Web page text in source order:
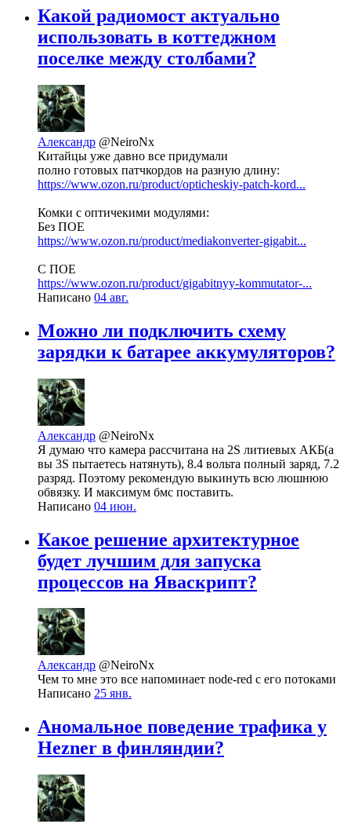
Какой радиомост актуально
использовать в коттеджном
поселке между столбами?
Александр @NeiroNx
Китайцы уже давно все придумали
полно готовых патчкордов на разную длину:
https://www.ozon.ru/product/opticheskiy-patch-kord...
Комки с оптичекими модулями:
Без ПОЕ
https://www.ozon.ru/product/mediakonverter-gigabit...
С ПОЕ
https://www.ozon.ru/product/gigabitnyy-kommutator-...
Написано 04 авг.
Можно ли подключить схему
зарядки к батарее аккумуляторов?
Александр @NeiroNx
Я думаю что камера рассчитана на 2S литиевых АКБ(а
вы 3S пытаетесь натянуть), 8.4 вольта полный заряд, 7.2
разряд. Поэтому рекомендую выкинуть всю люшнюю
обвязку. И максимум бмс поставить.
Написано 04 июн.
Какое решение архитектурное
будет лучшим для запуска
процессов на Яваскрипт?
Александр @NeiroNx
Чем то мне это все напоминает node-red с его потоками
Написано 25 янв.
Аномальное поведение трафика у
Hezner в финляндии?